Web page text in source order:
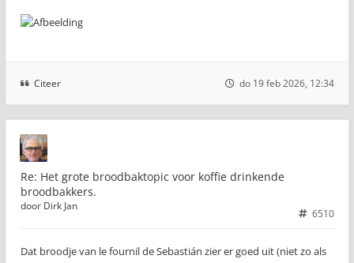
Citeer do 19 feb 2026, 12:34
Re: Het grote broodbaktopic voor koffie drinkende
broodbakkers.
6510
door Dirk Jan
Dat broodje van le fournil de Sebastián zier er goed uit (niet zo als